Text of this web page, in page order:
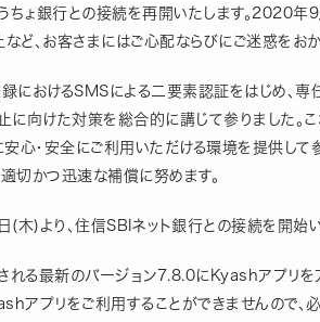
ょ銀行との接続を再開いたします。2020年
ど、お客さまにはご心配ならびにご迷惑をお
におけるSMSによる二要素認証をはじめ、
に向けた対策を総合的に講じて参りました
安心・安全にご利用いただける環境を提供し
切かつ迅速な補償に努めます。
木)より、住信SBIネット銀行との接続を開始い
る最新のバージョン7.8.0にKyashアプリを
アプリをご利用することができませんので